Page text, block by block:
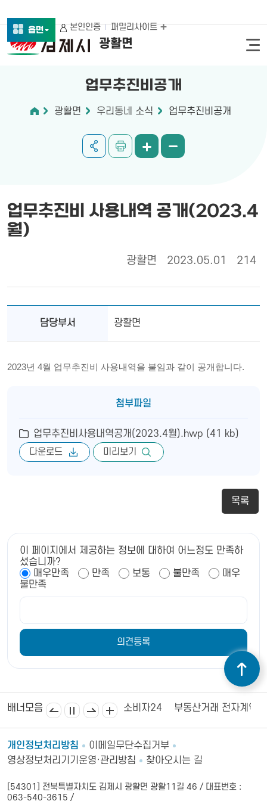
광활면
읍면 본인인증 패밀리사이트
업무추진비공개
광활면 우리동네 소식 업무추진비공개
업무추진비 사용내역 공개(2023.4
월)
광활면 2023.05.01 214
담당부서 광활면
2023년 4월 업무추진비 사용내역을 붙임과 같이 공개합니다.
첨부파일
업무추진비사용내역공개(2023.4월).hwp (41 kb)
다운로드
미리보기
목록
이 페이지에서 제공하는 정보에 대하여 어느정도 만족하
셨습니까?
매우만족
만족 보통 불만족
매우
불만족
배너모음
상공회의소 김제시의회 소비자24 부동산거래 전자계약
개인정보처리방침
이메일무단수집거부
영상정보처리기기운영·관리방침
찾아오시는 길
[54301] 전북특별자치도 김제시 광활면 광활11길 46 / 대표번호 :
063-540-3615 /